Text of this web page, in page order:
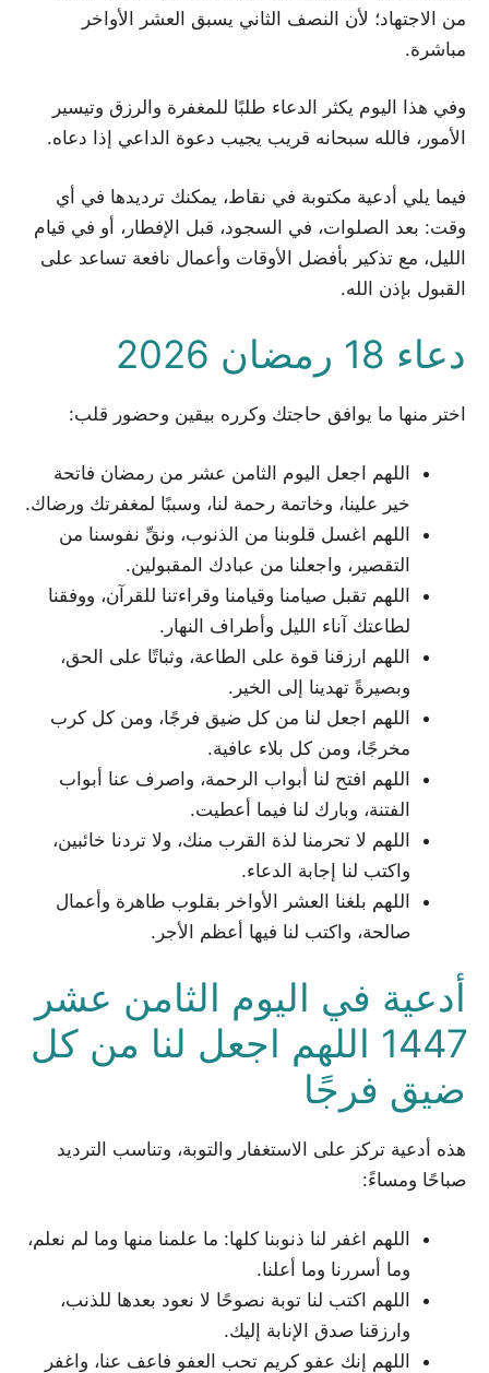
من الاجتهاد؛ لأن النصف الثاني يسبق العشر الأواخر
مباشرة.
وفي هذا اليوم يكثر الدعاء طلبًا للمغفرة والرزق وتيسير
الأمور، فالله سبحانه قريب يجيب دعوة الداعي إذا دعاه.
فيما يلي أدعية مكتوبة في نقاط، يمكنك ترديدها في أي
وقت: بعد الصلوات، في السجود، قبل الإفطار، أو في قيام
الليل، مع تذكير بأفضل الأوقات وأعمال نافعة تساعد على
القبول بإذن الله.
دعاء 18 رمضان 2026
اختر منها ما يوافق حاجتك وكرره بيقين وحضور قلب:
اللهم اجعل اليوم الثامن عشر من رمضان فاتحة
خير علينا، وخاتمة رحمة لنا، وسببًا لمغفرتك ورضاك.
اللهم اغسل قلوبنا من الذنوب، ونقِّ نفوسنا من
التقصير، واجعلنا من عبادك المقبولين.
اللهم تقبل صيامنا وقيامنا وقراءتنا للقرآن، ووفقنا
لطاعتك آناء الليل وأطراف النهار.
اللهم ارزقنا قوة على الطاعة، وثباتًا على الحق،
وبصيرةً تهدينا إلى الخير.
اللهم اجعل لنا من كل ضيق فرجًا، ومن كل كرب
مخرجًا، ومن كل بلاء عافية.
اللهم افتح لنا أبواب الرحمة، واصرف عنا أبواب
الفتنة، وبارك لنا فيما أعطيت.
اللهم لا تحرمنا لذة القرب منك، ولا تردنا خائبين،
واكتب لنا إجابة الدعاء.
اللهم بلغنا العشر الأواخر بقلوب طاهرة وأعمال
صالحة، واكتب لنا فيها أعظم الأجر.
أدعية في اليوم الثامن عشر
1447 اللهم اجعل لنا من كل
ضيق فرجًا
هذه أدعية تركز على الاستغفار والتوبة، وتناسب الترديد
صباحًا ومساءً:
اللهم اغفر لنا ذنوبنا كلها: ما علمنا منها وما لم نعلم،
وما أسررنا وما أعلنا.
اللهم اكتب لنا توبة نصوحًا لا نعود بعدها للذنب،
وارزقنا صدق الإنابة إليك.
اللهم إنك عفو كريم تحب العفو فاعف عنا، واغفر